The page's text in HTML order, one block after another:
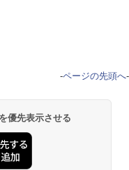
-ページの先頭へ-
優先表示させる